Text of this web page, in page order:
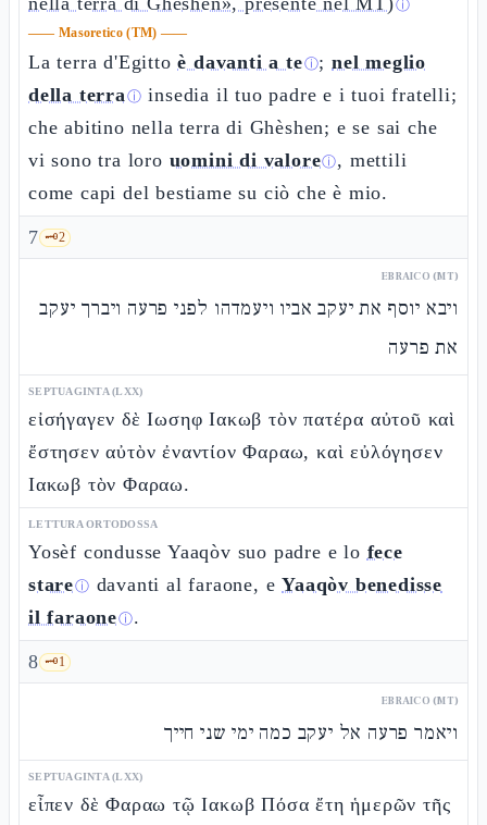
ⓘ
—— Masoretico (TM) ——
La terra d'Egittoè davanti a teⓘ;nel meglio
della terraⓘ insedia il tuo padre e i tuoi fratelli;
che abitino nella terra di Ghèshen; e se sai che
vi sono tra loro uomini di valoreⓘ, mettili
come capi del bestiame su ciò che è mio.
7 🗝️2
EBRAICO (MT)
ויבא יוסף את יעקב אביו ויעמדהו לפני פרעה ויברך יעקב
את פרעה
SEPTUAGINTA (LXX)
εἰσήγαγεν δὲ Ιωσηφ Ιακωβ τὸν πατέρα αὐτοῦ καὶ
ἔστησεν αὐτὸν ἐναντίον Φαραω, καὶ εὐλόγησεν
Ιακωβ τὸν Φαραω.
LETTURA ORTODOSSA
Yosèf condusse Yaaqòv suo padre e lo fece
stareⓘ davanti al faraone, eYaaqòv benedisse
il faraoneⓘ.
8 🗝️1
EBRAICO (MT)
ויאמר פרעה אל יעקב כמה ימי שני חייך
SEPTUAGINTA (LXX)
εἶπεν δὲ Φαραω τῷ Ιακωβ Πόσα ἔτη ἡμερῶν τῆς